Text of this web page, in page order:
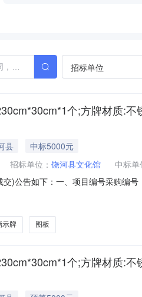
招标单位
个;方牌材质:
县
中标5000元
招标单位： 饶河县文化馆 中标单
)公告如下：一、项目编号采购编
双鸭山市饶河县黑龙江省双鸭山市
示牌 图板
个;方牌材质: